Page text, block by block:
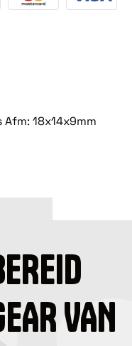
Afm: 18x14x9mm
VAN